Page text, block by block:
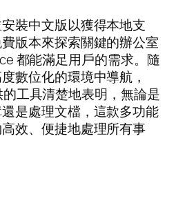
裝中文版以獲得本地支
版本來探索關鍵的辦公室
都能滿足用戶的需求。隨
數位化的環境中導航，
的工具清楚地表明，無論是
是處理文檔，這款多功能
效、便捷地處理所有事